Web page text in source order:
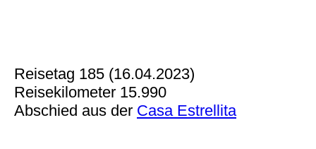
Reisetag 185 (16.04.2023)
Reisekilometer 15.990
Abschied aus der Casa Estrellita